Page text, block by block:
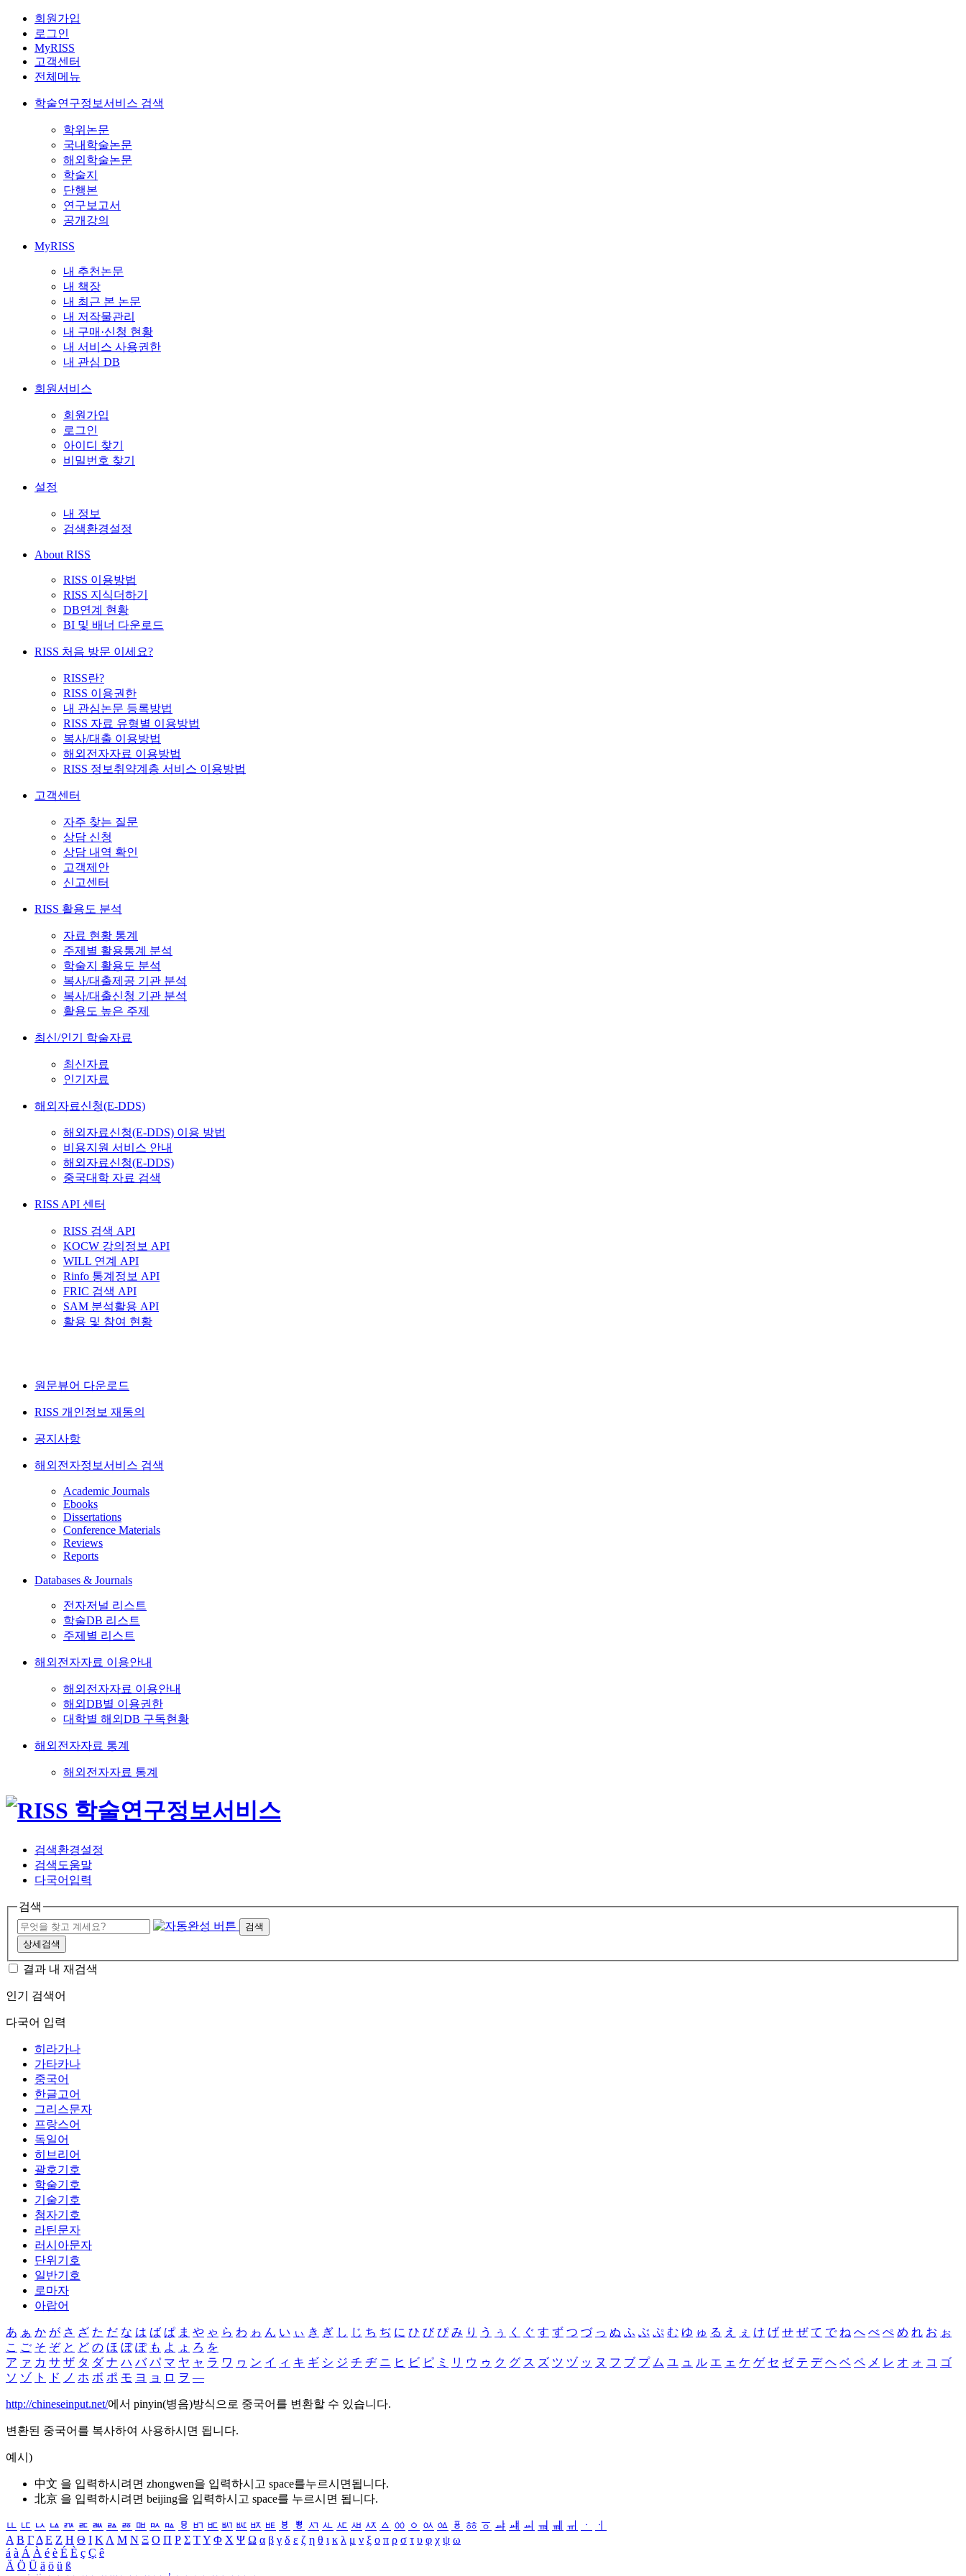
회원가입
로그인
MyRISS
고객센터
전체메뉴
학술연구정보서비스 검색
학위논문
국내학술논문
해외학술논문
학술지
단행본
연구보고서
공개강의
MyRISS
내 추천논문
내 책장
내 최근 본 논문
내 저작물관리
내 구매·신청 현황
내 서비스 사용권한
내 관심 DB
회원서비스
회원가입
로그인
아이디 찾기
비밀번호 찾기
설정
내 정보
검색환경설정
About RISS
RISS 이용방법
RISS 지식더하기
DB연계 현황
BI 및 배너 다운로드
RISS 처음 방문 이세요?
RISS란?
RISS 이용권한
내 관심논문 등록방법
RISS 자료 유형별 이용방법
복사/대출 이용방법
해외전자자료 이용방법
RISS 정보취약계층 서비스 이용방법
고객센터
자주 찾는 질문
상담 신청
상담 내역 확인
고객제안
신고센터
RISS 활용도 분석
자료 현황 통계
주제별 활용통계 분석
학술지 활용도 분석
복사/대출제공 기관 분석
복사/대출신청 기관 분석
활용도 높은 주제
최신/인기 학술자료
최신자료
인기자료
해외자료신청(E-DDS)
해외자료신청(E-DDS) 이용 방법
비용지원 서비스 안내
해외자료신청(E-DDS)
중국대학 자료 검색
RISS API 센터
RISS 검색 API
KOCW 강의정보 API
WILL 연계 API
Rinfo 통계정보 API
FRIC 검색 API
SAM 분석활용 API
활용 및 참여 현황
원문뷰어 다운로드
RISS 개인정보 재동의
공지사항
해외전자정보서비스 검색
Academic Journals
Ebooks
Dissertations
Conference Materials
Reviews
Reports
Databases & Journals
전자저널 리스트
학술DB 리스트
주제별 리스트
해외전자자료 이용안내
해외전자자료 이용안내
해외DB별 이용권한
대학별 해외DB 구독현황
해외전자자료 통계
해외전자자료 통계
검색환경설정
검색도움말
다국어입력
검색
검색
상세검색
결과 내 재검색
인기 검색어
다국어 입력
히라가나
가타카나
중국어
한글고어
그리스문자
프랑스어
독일어
히브리어
괄호기호
학술기호
기술기호
첨자기호
라틴문자
러시아문자
단위기호
일반기호
로마자
아랍어
あ ぁ か が さ ざ た だ な は ば ぱ ま や ゃ ら わ ゎ ん い ぃ き ぎ し じ ち ぢ に ひ び ぴ み り う ぅ く ぐ す ず つ づ っ ぬ ふ ぶ ぷ む ゆ ゅ る え ぇ け げ せ ぜ て で ね へ べ ぺ め れ お ぉ
こ ご そ ぞ と ど の ほ ぼ ぽ も よ ょ ろ を
ア ァ カ サ ザ タ ダ ナ ハ バ パ マ ヤ ャ ラ ワ ヮ ン イ ィ キ ギ シ ジ チ ヂ ニ ヒ ビ ピ ミ リ ウ ゥ ク グ ス ズ ツ ヅ ッ ヌ フ ブ プ ム ユ ュ ル エ ェ ケ ゲ セ ゼ テ デ ヘ ベ ペ メ レ オ ォ コ ゴ
ソ ゾ ト ド ノ ホ ボ ポ モ ヨ ョ ロ ヲ ―
http://chineseinput.net/에서 pinyin(병음)방식으로 중국어를 변환할 수 있습니다.
변환된 중국어를 복사하여 사용하시면 됩니다.
예시)
中文 을 입력하시려면 zhongwen을 입력하시고 space를누르시면됩니다.
北京 을 입력하시려면 beijing을 입력하시고 space를 누르시면 됩니다.
ㅥ ㅦ ㅧ ㅨ ㅩ ㅪ ㅫ ㅬ ㅭ ㅮ ㅯ ㅰ ㅱ ㅲ ㅳ ㅴ ㅵ ㅶ ㅷ ㅸ ㅹ ㅺ ㅻ ㅼ ㅽ ㅾ ㅿ ㆀ ㆁ ㆂ ㆃ ㆄ ㆅ ㆆ ㆇ ㆈ ㆉ ㆊ ㆋ ㆌ ㆍ
ㆎ
Α Β ΓΔ Ε Ζ Η Θ Ι ΚΛ Μ Ν Ξ Ο Π Ρ Σ ΤΥ Φ Χ Ψ Ω α β γ δ ε ζ η θ ι κ λ μ ν ξ ο π ρ σ τ υ φ χ ψ ω
á à Á À é è É È ç Ç ê
Ä Ö Ü ä ö ü ß